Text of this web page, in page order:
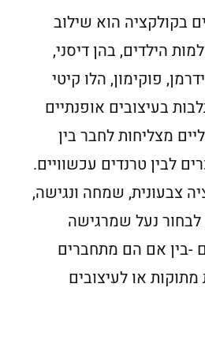
בקולקציה הוא שילוב
הילדים, בהן דיסני,
פוקימון, הלו קיטי
בעיצובים אופנתיים
מצליחות לחבר בין
לבין טרנדים עכשוויים.
צבעונית, שמחה ונגישה,
נעל שמרגישה
-בין אם הם מתחברים
מתוקות או לעיצובים